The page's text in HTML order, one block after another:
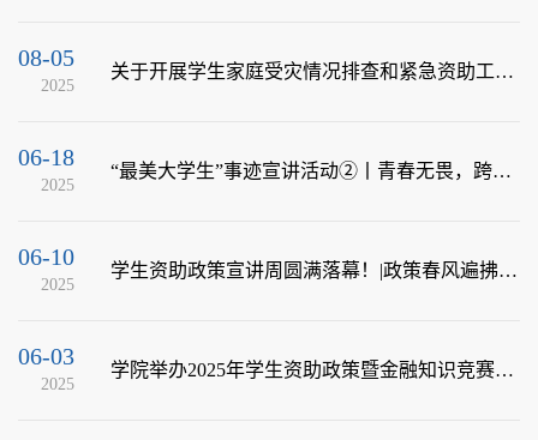
08-05
2025
关于开展学生家庭受灾情况排查和紧急资助工作的通知
06-18
2025
“最美大学生”事迹宣讲活动②丨青春无畏，跨界成长：三束光共筑成长路
06-10
2025
学生资助政策宣讲周圆满落幕！|政策春风遍拂校园，青春筑梦薪火相传
06-03
2025
学院举办2025年学生资助政策暨金融知识竞赛决赛